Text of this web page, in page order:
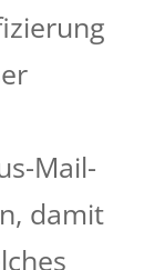
Mail-
damit